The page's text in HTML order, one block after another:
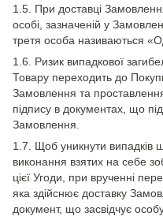
1.5. При доставці
особі, зазначеній у
третя особа називаються
1.6. Ризик випадкової
Товару переходить до
Замовлення та
підпису в документах, що
Замовлення.
1.7. Щоб уникнути випадків
виконання взятих на себе
цієї Угоди, при врученні
яка здійснює доставку
документ, що засвідчує